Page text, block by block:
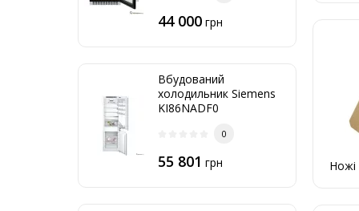
44 000 грн
Вбудований
холодильник Siemens
KI86NADF0
0
55 801 грн Ножі